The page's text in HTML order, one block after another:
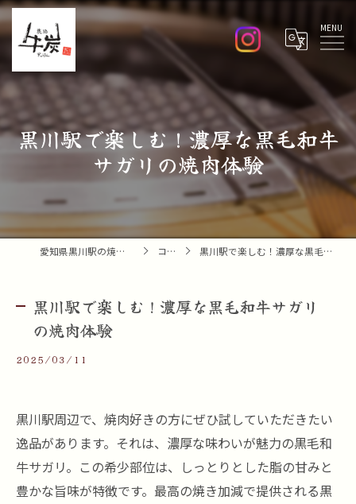
Menu
黒川駅で楽しむ！濃厚な黒毛和牛
サガリの焼肉体験
愛知県黒川駅の焼肉なら焼肉 牛炭 コラム 黒川駅で楽しむ！濃厚な黒毛和牛サガリの焼肉体験
黒川駅で楽しむ！濃厚な黒毛和牛サガリ
の焼肉体験
2025/03/11
黒川駅周辺で、焼肉好きの方にぜひ試していただきたい
逸品があります。それは、濃厚な味わいが魅力の黒毛和
牛サガリ。この希少部位は、しっとりとした脂の甘みと
豊かな旨味が特徴です。最高の焼き加減で提供される黒